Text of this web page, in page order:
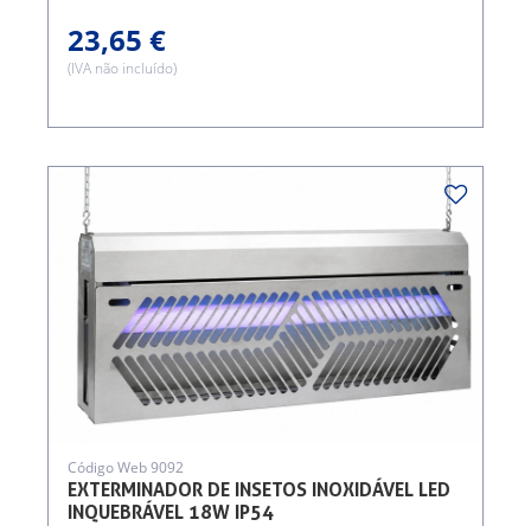
23,65 €
(IVA não incluído)
EXTERMINADOR DE INSETOS INOXIDÁVEL LED
INQUEBRÁVEL 18W IP54
Código Web 9092